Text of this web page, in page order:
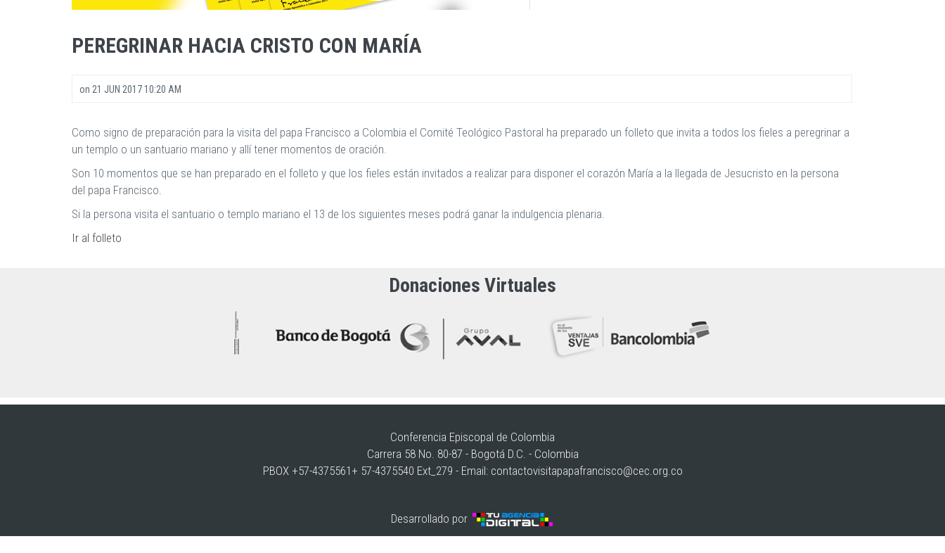
PEREGRINAR HACIA CRISTO CON MARÍA
on 21 JUN 2017 10:20 AM
Como signo de preparación para la visita del papa Francisco a Colombia el Comité Teológico Pastoral ha preparado un folleto que invita a todos los fieles a peregrinar a
un templo o un santuario mariano y allí tener momentos de oración.
Son 10 momentos que se han preparado en el folleto y que los fieles están invitados a realizar para disponer el corazón María a la llegada de Jesucristo en la persona
del papa Francisco.
Si la persona visita el santuario o templo mariano el 13 de los siguientes meses podrá ganar la indulgencia plenaria.
Ir al folleto
Donaciones Virtuales
Conferencia Episcopal de Colombia
Carrera 58 No. 80-87 - Bogotá D.C. - Colombia
PBOX +57-4375561+ 57-4375540 Ext_279 - Email: contactovisitapapafrancisco@cec.org.co
Desarrollado por